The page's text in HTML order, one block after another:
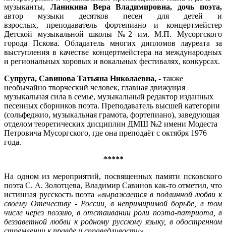
музыканты, Ланикина Вера Владимировна, дочь поэта,
автор музыки десятков песен для детей и
взрослых, преподаватель фортепиано и концертмейстер
Детской музыкальной школы №2 им. М.П. Мусоргского
города Пскова. Обладатель многих дипломов лауреата за
выступления в качестве концертмейстера на международных
и региональных хоровых и вокальных фестивалях, конкурсах.
Супруга, Савинова Татьяна Николаевна, - также
необычайно творческий человек, главная движущая
музыкальная сила в семье, музыкальный редактор изданных
песенных сборников поэта. Преподаватель высшей категории
(сольфеджио, музыкальная грамота, фортепиано), заведующая
отделом теоретических дисциплин ДМШ №2 имени Модеста
Петровича Мусоргского, где она преподаёт с октября 1976
года.
*****
На одном из мероприятий, посвященных памяти псковского
поэта С. А. Золотцева, Владимир Савинов как-то отметил, что
истинная русскость поэта «выражается в подлинной любви к
своему Отечеству - России, в непримиримой борьбе, в том
числе через поэзию, в отстаивании роли поэта-патриота, в
беззаветной любви к родному русскому языку, в обостренном